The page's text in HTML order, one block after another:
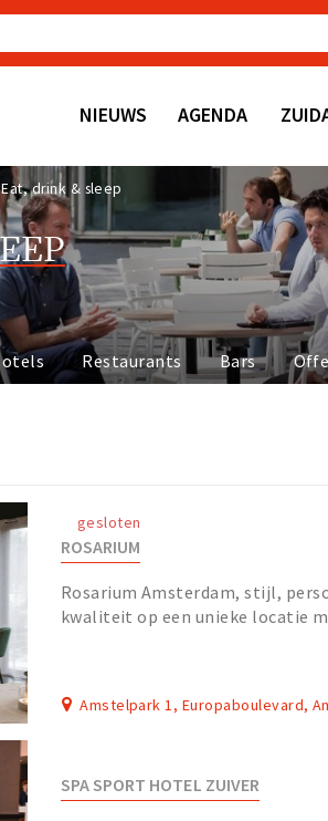
NIEUWS AGENDA
Eat, drink & sleep
Restaurants Bars
gesloten
ROSARIUM
Rosarium Amsterdam, stijl,
kwaliteit op een unieke locatie
Amstelpark 1, Europaboulevard,
SPA SPORT HOTEL ZUIVER